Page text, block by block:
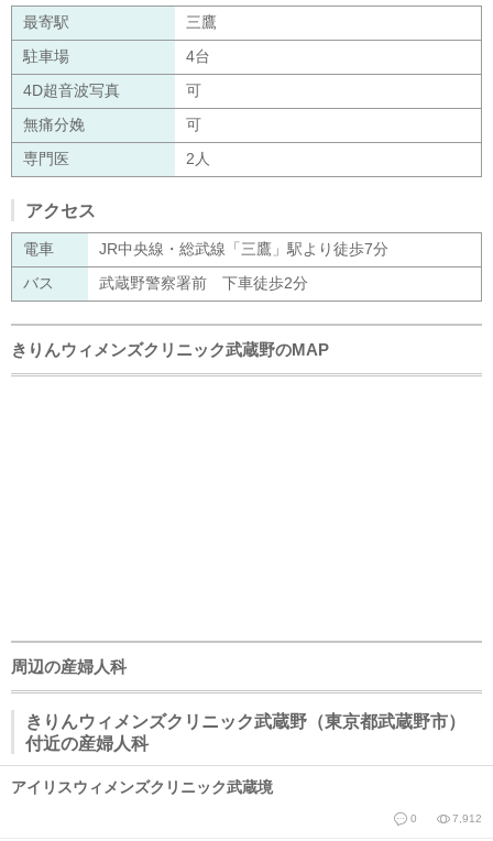
最寄駅 三鷹
駐車場 4台
4D超音波写真 可
無痛分娩 可
専門医 2人
アクセス
電車 JR中央線・総武線「三鷹」駅より徒歩7分
バス 武蔵野警察署前 下車徒歩2分
きりんウィメンズクリニック武蔵野のMAP
周辺の産婦人科
きりんウィメンズクリニック武蔵野（東京都武蔵野市）
付近の産婦人科
アイリスウィメンズクリニック武蔵境
0 7,912